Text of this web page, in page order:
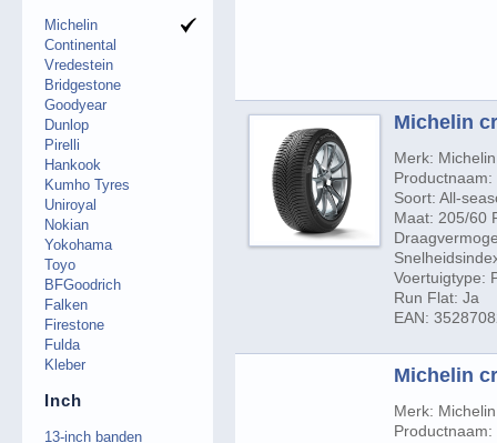
Michelin
Merk: Michelin
Soort: All-
Maat: 205/60
Voertuigtype:
Run Flat: Ja
EAN:
Michelin
Merk: Michelin
Michelin
Continental
Vredestein
Bridgestone
Goodyear
Dunlop
Pirelli
Hankook
Kumho Tyres
Uniroyal
Nokian
Yokohama
Toyo
BFGoodrich
Falken
Firestone
Fulda
Kleber
Inch
13-inch banden